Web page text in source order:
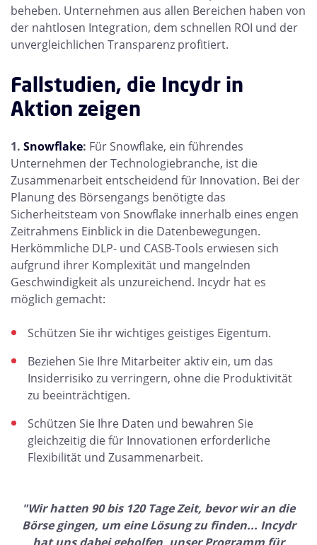
beheben. Unternehmen aus allen Bereichen haben von
der nahtlosen Integration, dem schnellen ROI und der
unvergleichlichen Transparenz profitiert.
Fallstudien, die Incydr in
Aktion zeigen
1. Snowflake: Für Snowflake, ein führendes
Unternehmen der Technologiebranche, ist die
Zusammenarbeit entscheidend für Innovation. Bei der
Planung des Börsengangs benötigte das
Sicherheitsteam von Snowflake innerhalb eines engen
Zeitrahmens Einblick in die Datenbewegungen.
Herkömmliche DLP- und CASB-Tools erwiesen sich
aufgrund ihrer Komplexität und mangelnden
Geschwindigkeit als unzureichend. Incydr hat es
möglich gemacht:
Schützen Sie ihr wichtiges geistiges Eigentum.
Beziehen Sie Ihre Mitarbeiter aktiv ein, um das
Insiderrisiko zu verringern, ohne die Produktivität
zu beeinträchtigen.
Schützen Sie Ihre Daten und bewahren Sie
gleichzeitig die für Innovationen erforderliche
Flexibilität und Zusammenarbeit.
"Wir hatten 90 bis 120 Tage Zeit, bevor wir an die
Börse gingen, um eine Lösung zu finden... Incydr